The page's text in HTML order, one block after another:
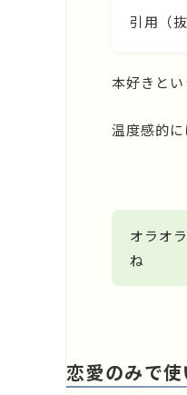
引用（
本好きと
温度感的
オラオ
ね
恋愛のみで